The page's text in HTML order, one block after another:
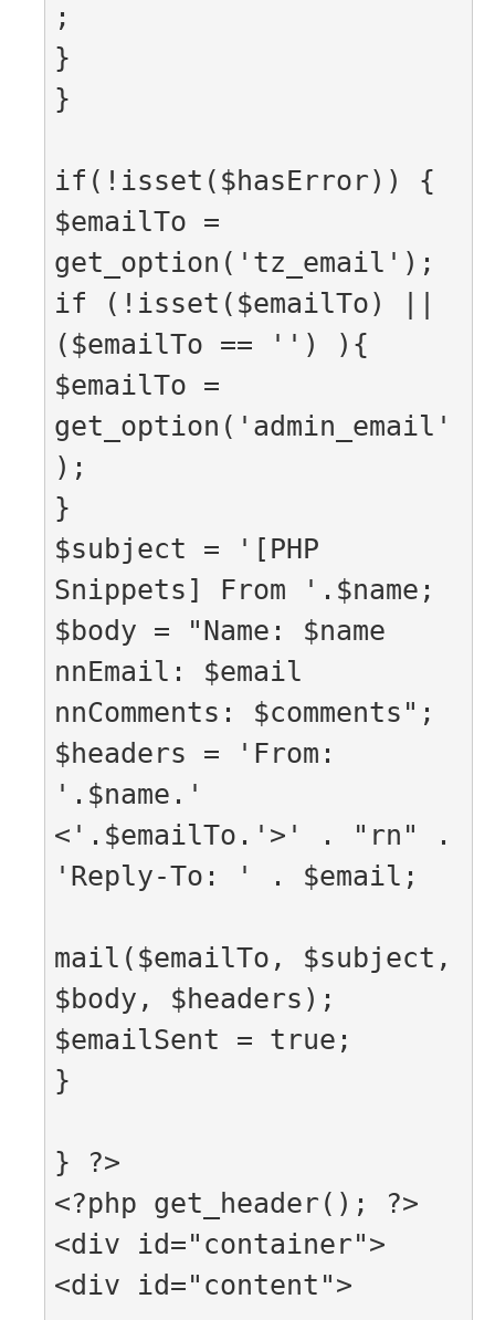
;
}
}
if(!isset($hasError)) {
$emailTo =
get_option('tz_email');
if (!isset($emailTo) ||
($emailTo == '') ){
$emailTo =
get_option('admin_email'
);
}
$subject = '[PHP
Snippets] From '.$name;
$body = "Name: $name
nnEmail: $email
nnComments: $comments";
$headers = 'From:
'.$name.'
<'.$emailTo.'>' . "rn" .
'Reply-To: ' . $email;
mail($emailTo, $subject,
$body, $headers);
$emailSent = true;
}
} ?>
<?php get_header(); ?>
<div id="container">
<div id="content">